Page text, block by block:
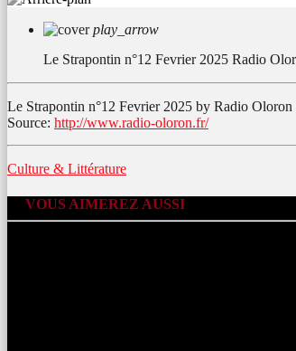
play_arrow
Le Strapontin n°12 Fevrier 2025 Radio
Le Strapontin n°12 Fevrier 2025 by Radio
Source: http://www.radio-oloron.fr/
Culture & Littérature
VOUS AIMEREZ AUSSI